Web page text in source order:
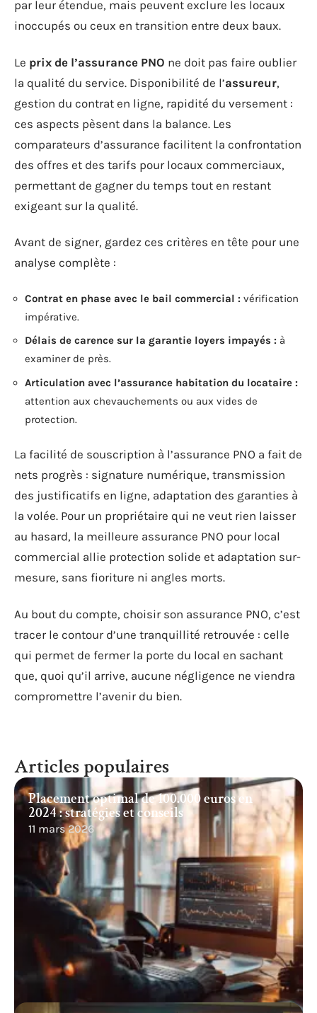
par leur étendue, mais peuvent exclure les locaux
inoccupés ou ceux en transition entre deux baux.
Le prix de l’assurance PNO ne doit pas faire oublier
la qualité du service. Disponibilité de l’assureur,
gestion du contrat en ligne, rapidité du versement :
ces aspects pèsent dans la balance. Les
comparateurs d’assurance facilitent la confrontation
des offres et des tarifs pour locaux commerciaux,
permettant de gagner du temps tout en restant
exigeant sur la qualité.
Avant de signer, gardez ces critères en tête pour une
analyse complète :
Contrat en phase avec le bail commercial : vérification
impérative.
Délais de carence sur la garantie loyers impayés : à
examiner de près.
Articulation avec l’assurance habitation du locataire :
attention aux chevauchements ou aux vides de
protection.
La facilité de souscription à l’assurance PNO a fait de
nets progrès : signature numérique, transmission
des justificatifs en ligne, adaptation des garanties à
la volée. Pour un propriétaire qui ne veut rien laisser
au hasard, la meilleure assurance PNO pour local
commercial allie protection solide et adaptation sur-
mesure, sans fioriture ni angles morts.
Au bout du compte, choisir son assurance PNO, c’est
tracer le contour d’une tranquillité retrouvée : celle
qui permet de fermer la porte du local en sachant
que, quoi qu’il arrive, aucune négligence ne viendra
compromettre l’avenir du bien.
Articles populaires
Placement optimal de 100.000 euros en
2024 : stratégies et conseils
11 mars 2026